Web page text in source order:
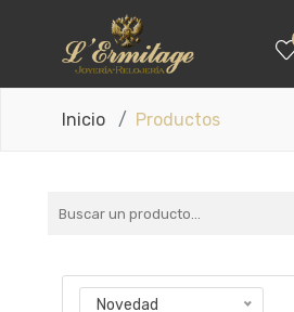
Inicio Productos
Novedad